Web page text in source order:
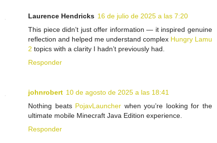
Laurence Hendricks 16 de julio de 2025 a las 7:20
This piece didn’t just offer information — it inspired genuine
reflection and helped me understand complex Hungry Lamu
2 topics with a clarity I hadn’t previously had.
Responder
johnrobert 10 de agosto de 2025 a las 18:41
Nothing beats PojavLauncher when you’re looking for the
ultimate mobile Minecraft Java Edition experience.
Responder